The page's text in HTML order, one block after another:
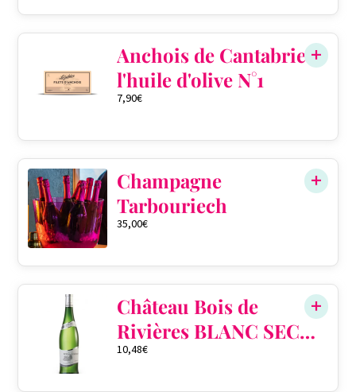
Anchois de Cantabrie à
l'huile d'olive N°1
7,90€
Champagne
Tarbouriech
35,00€
Château Bois de
Rivières BLANC SEC
PERLÉ AOP
10,48€